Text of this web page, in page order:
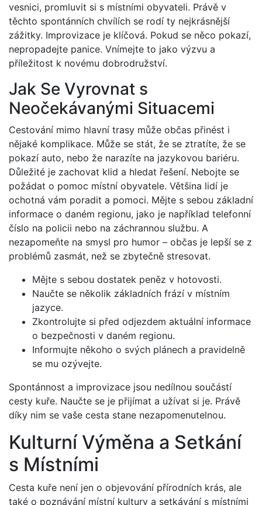
vesnici, promluvit si s místními obyvateli. Právě v
těchto spontánních chvílích se rodí ty nejkrásnější
zážitky. Improvizace je klíčová. Pokud se něco pokazí,
nepropadejte panice. Vnímejte to jako výzvu a
příležitost k novému dobrodružství.
Jak Se Vyrovnat s
Neočekávanými Situacemi
Cestování mimo hlavní trasy může občas přinést i
nějaké komplikace. Může se stát, že se ztratíte, že se
pokazí auto, nebo že narazíte na jazykovou bariéru.
Důležité je zachovat klid a hledat řešení. Nebojte se
požádat o pomoc místní obyvatele. Většina lidí je
ochotná vám poradit a pomoci. Mějte s sebou základní
informace o daném regionu, jako je například telefonní
číslo na policii nebo na záchrannou službu. A
nezapomeňte na smysl pro humor – občas je lepší se z
problémů zasmát, než se zbytečně stresovat.
Mějte s sebou dostatek peněz v hotovosti.
Naučte se několik základních frází v místním
jazyce.
Zkontrolujte si před odjezdem aktuální informace
o bezpečnosti v daném regionu.
Informujte někoho o svých plánech a pravidelně
se mu ozývejte.
Spontánnost a improvizace jsou nedílnou součástí
cesty kuře. Naučte se je přijímat a užívat si je. Právě
díky nim se vaše cesta stane nezapomenutelnou.
Kulturní Výměna a Setkání
s Místními
Cesta kuře není jen o objevování přírodních krás, ale
také o poznávání místní kultury a setkávání s místními